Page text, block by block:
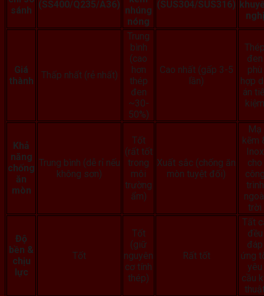
sánh
(SS400/Q235/A36)
nhúng
nóng
(SUS304/SUS316)
nghị
Giá
thành
Thấp nhất (rẻ nhất)
Trung
bình
(cao
hơn
thép
đen
~30-
50%)
Cao nhất (gấp 3-5
lần)
đen
phù
hợp
án
kiệm
Khả
năng
chống
ăn
mòn
Trung bình (dễ rỉ nếu
không sơn)
Tốt
(rất tốt
trong
môi
trường
ẩm)
Xuất sắc (chống ăn
mòn tuyệt đối)
Mạ
kẽm
Inox
cho
trình
trời
Độ
bền &
chịu
lực
Tốt
Tốt
(giữ
nguyên
cơ tính
thép)
Rất tốt
Tất
đều
đáp
ứng
yêu
cầu